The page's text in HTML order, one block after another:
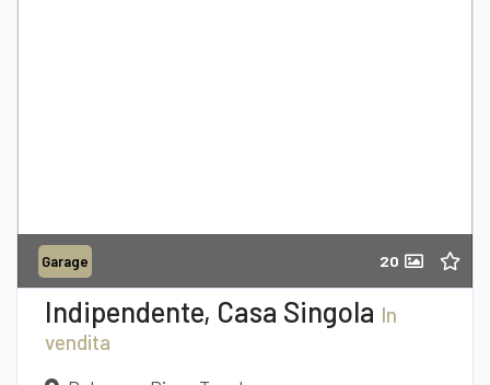
Desidero Visionare L'Immobile
Garage 20
Indipendente, Casa Singola In
vendita